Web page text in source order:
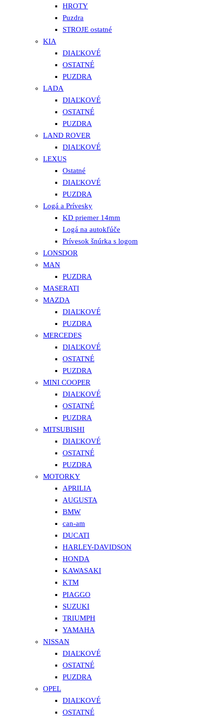
HROTY
Puzdra
STROJE ostatné
KIA
DIAĽKOVÉ
OSTATNÉ
PUZDRA
LADA
DIAĽKOVÉ
OSTATNÉ
PUZDRA
LAND ROVER
DIAĽKOVÉ
LEXUS
Ostatné
DIAĽKOVÉ
PUZDRA
Logá a Prívesky
KD priemer 14mm
Logá na autokľúče
Prívesok šnúrka s logom
LONSDOR
MAN
PUZDRA
MASERATI
MAZDA
DIAĽKOVÉ
PUZDRA
MERCEDES
DIAĽKOVÉ
OSTATNÉ
PUZDRA
MINI COOPER
DIAĽKOVÉ
OSTATNÉ
PUZDRA
MITSUBISHI
DIAĽKOVÉ
OSTATNÉ
PUZDRA
MOTORKY
APRILIA
AUGUSTA
BMW
can-am
DUCATI
HARLEY-DAVIDSON
HONDA
KAWASAKI
KTM
PIAGGO
SUZUKI
TRIUMPH
YAMAHA
NISSAN
DIAĽKOVÉ
OSTATNÉ
PUZDRA
OPEL
DIAĽKOVÉ
OSTATNÉ